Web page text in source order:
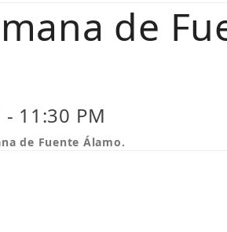
de
- 11:30 PM
de Fuente Álamo.